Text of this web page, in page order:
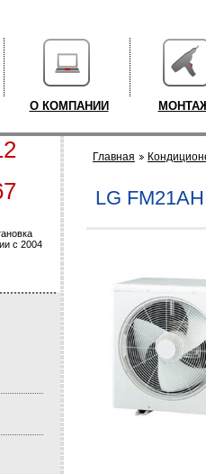
О КОМПАНИИ
с 2004
Главная
LG FM21AH